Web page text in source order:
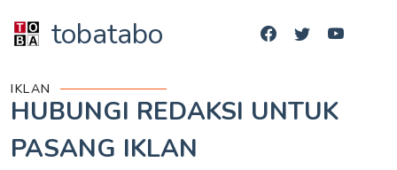
tobatabo
IKLAN
HUBUNGI REDAKSI UNTUK
PASANG IKLAN